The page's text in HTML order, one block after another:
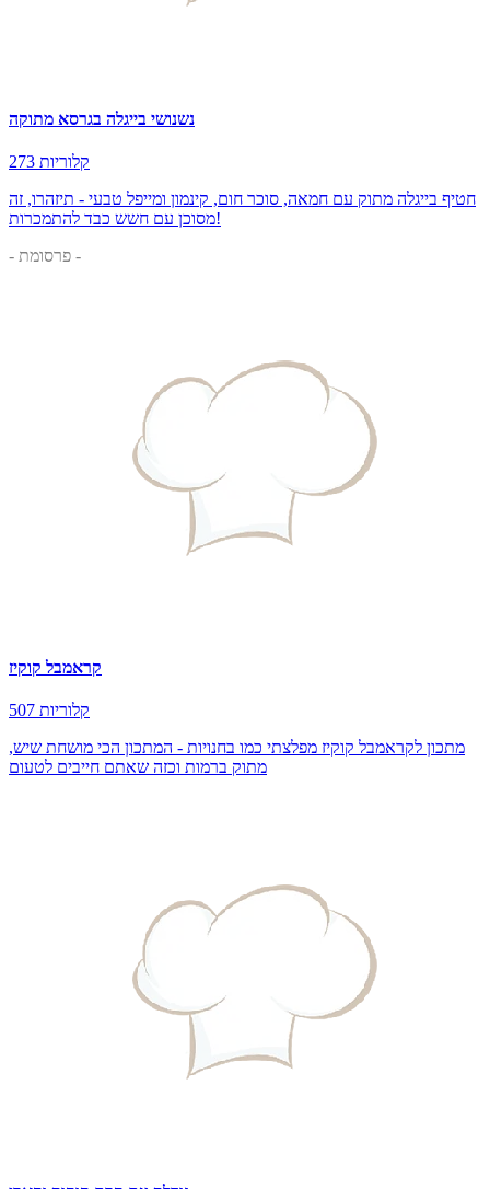
נשנושי בייגלה בגרסא מתוקה
273 קלוריות
חטיף בייגלה מתוק עם חמאה, סוכר חום, קינמון ומייפל טבעי - תיזהרו, זה
מסוכן עם חשש כבד להתמכרות!
- פרסומת -
קראמבל קוקיז
507 קלוריות
מתכון לקראמבל קוקיז מפלצתי כמו בחנויות - המתכון הכי מושחת שיש,
מתוק ברמות וכזה שאתם חייבים לטעום